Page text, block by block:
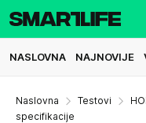
NASLOVNA NAJNOVIJE
Naslovna Testovi
specifikacije